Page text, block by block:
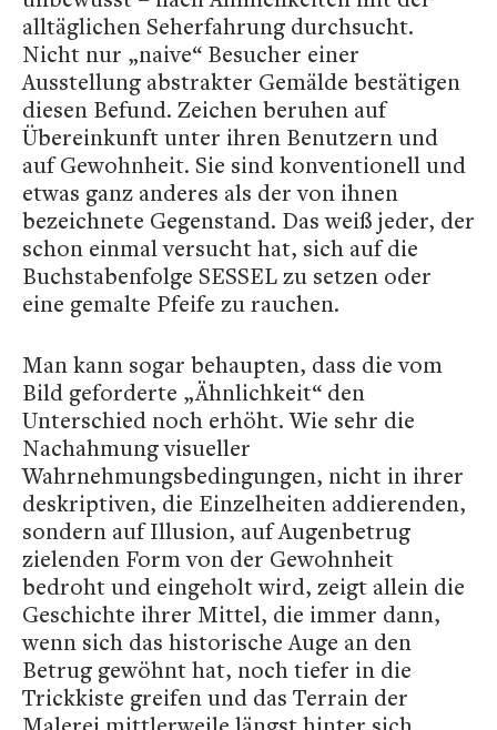
alltäglichen Seherfahrung durchsucht.
Nicht nur „naive“ Besucher einer
Ausstellung abstrakter Gemälde bestätigen
diesen Befund. Zeichen beruhen auf
Übereinkunft unter ihren Benutzern und
auf Gewohnheit. Sie sind konventionell und
etwas ganz anderes als der von ihnen
bezeichnete Gegenstand. Das weiß jeder, der
schon einmal versucht hat, sich auf die
Buchstabenfolge SESSEL zu setzen oder
eine gemalte Pfeife zu rauchen.
Man kann sogar behaupten, dass die vom
Bild geforderte „Ähnlichkeit“ den
Unterschied noch erhöht. Wie sehr die
Nachahmung visueller
Wahrnehmungsbedingungen, nicht in ihrer
deskriptiven, die Einzelheiten addierenden,
sondern auf Illusion, auf Augenbetrug
zielenden Form von der Gewohnheit
bedroht und eingeholt wird, zeigt allein die
Geschichte ihrer Mittel, die immer dann,
wenn sich das historische Auge an den
Betrug gewöhnt hat, noch tiefer in die
Trickkiste greifen und das Terrain der